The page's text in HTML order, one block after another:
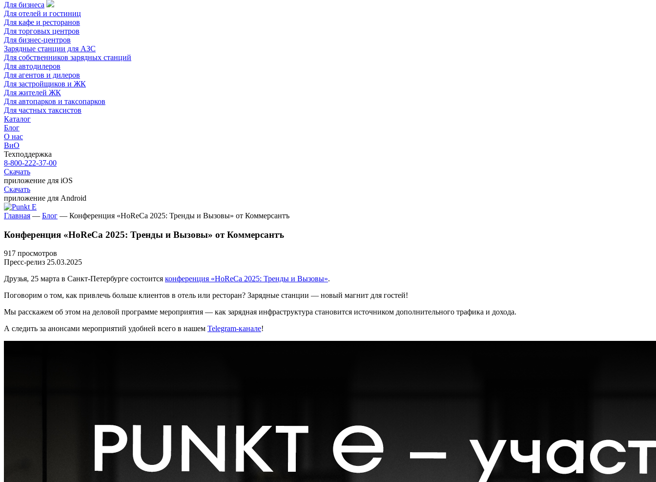
Для бизнеса
Для отелей и гостиниц
Для кафе и ресторанов
Для торговых центров
Для бизнес-центров
Зарядные станции для АЗС
Для собственников зарядных станций
Для автодилеров
Для агентов и дилеров
Для застройщиков и ЖК
Для жителей ЖК
Для автопарков и таксопарков
Для частных таксистов
Каталог
Блог
О нас
ВиО
Техподдержка
8-800-222-37-00
Скачать
приложение для iOS
Скачать
приложение для Android
Главная — Блог — Конференция «HoReCa 2025: Тренды и Вызовы» от Коммерсантъ
Конференция «HoReCa 2025: Тренды и Вызовы» от Коммерсантъ
917 просмотров
Пресс-релиз 25.03.2025
Друзья, 25 марта в Санкт-Петербурге состоится конференция «HoReCa 2025: Тренды и Вызовы».
Поговорим о том, как привлечь больше клиентов в отель или ресторан? Зарядные станции — новый магнит для гостей!
Мы расскажем об этом на деловой программе мероприятия — как зарядная инфраструктура становится источником дополнительного трафика и дохода.
А следить за анонсами мероприятий удобней всего в нашем Telegram-канале!